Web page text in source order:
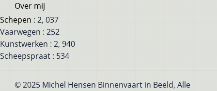
Over mij
Schepen : 2, 037
Vaarwegen : 252
Kunstwerken : 2, 940
Scheepspraat : 534
© 2025 Michel Hensen Binnenvaart in Beeld, Alle